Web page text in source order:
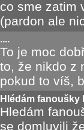
co sme zatim
(pardon ale
....
To je moc
to, že nikdo z
pokud to víš,
Hlédám fanoušky
Hledám
se domluvili